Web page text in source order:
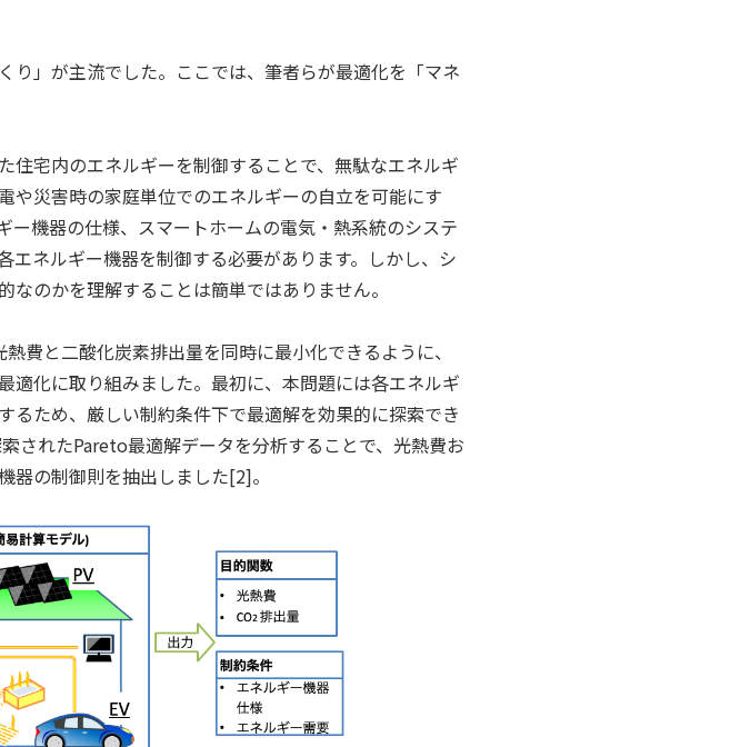
」が主流でした。ここでは、筆者らが最適化を「マネ
住宅内のエネルギーを制御することで、無駄なエネルギ
や災害時の家庭単位でのエネルギーの自立を可能にす
機器の仕様、スマートホームの電気・熱系統のシステ
ネルギー機器を制御する必要があります。しかし、シ
のかを理解することは簡単ではありません。
費と二酸化炭素排出量を同時に最小化できるように、
化に取り組みました。最初に、本問題には各エネルギ
ため、厳しい制約条件下で最適解を効果的に探索でき
されたPareto最適解データを分析することで、光熱費お
器の制御則を抽出しました[2]。